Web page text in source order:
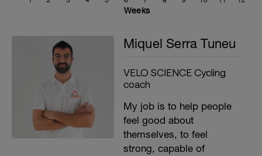
Weeks
Miquel Serra Tuneu
VELO SCIENCE Cycling
coach
My job is to help people
feel good about
themselves, to feel
strong, capable of